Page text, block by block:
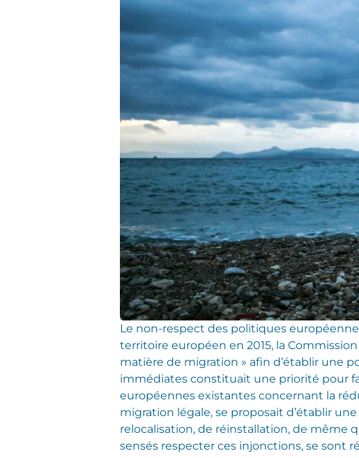
Le non-respect des politiques
territoire européen en 2015, la
matière de migration » afin d’établir une
immédiates constituait une priorité pour
européennes existantes concernant la
migration légale, se proposait d’établir
relocalisation, de réinstallation, de même
sensés respecter ces injonctions, se sont